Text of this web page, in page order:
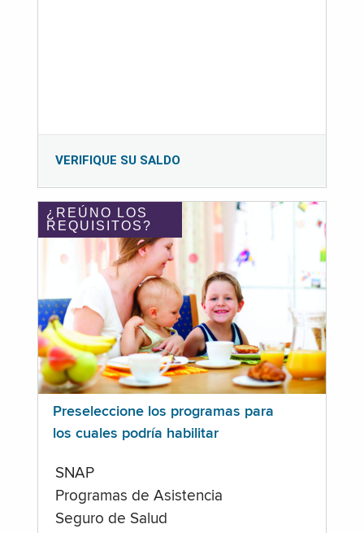
VERIFIQUE SU SALDO
¿REÚNO LOS
REQUISITOS?
Preseleccione los programas para
los cuales podría habilitar
SNAP
Programas de Asistencia
Seguro de Salud